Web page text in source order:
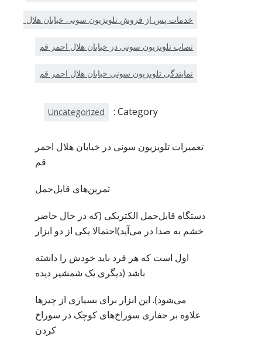
خدمات پس از فروش تلویزیون سونی خیابان هلال احمر
نصاب تلویزیون سونی در خیابان هلال احمر قم
نمایندگی تلویزیون سونی خیابان هلال احمر قم
Category :
Uncategorized
تعمیرات تلویزیون سونی در خیابان هلال احمر
قم
تمرین‌های قابل‌حمل
دستگاه قابل‌حمل الکتریکی (که در حال حاضر
خشم به صدا در می‌آید)احتمالا یکی از دو ابزار
اول است که هر فرد باید خودش را داشته
باشد (دیگری یک شمشیر دیده
می‌شود). این ابزار برای بسیاری از چیزها
علاوه بر حفاری سوراخ‌های کوچک در سوراخ
کردن